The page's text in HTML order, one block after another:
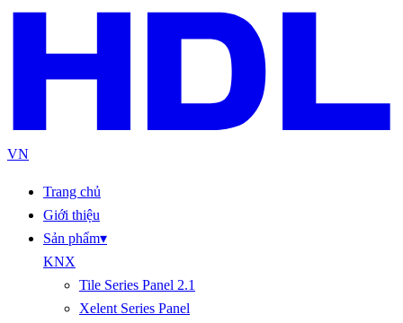
VN
Trang chủ
Giới thiệu
Sản phẩm▾
KNX
Tile Series Panel 2.1
Xelent Series Panel